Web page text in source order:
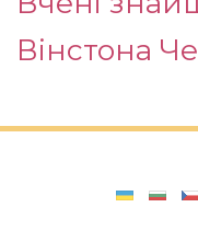
Вінстона